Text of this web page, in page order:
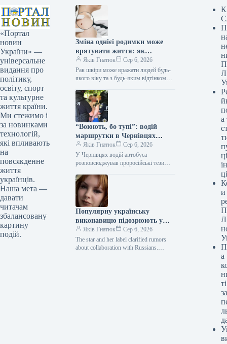
«Портал
новин
України» —
універсальне
видання про
політику,
освіту, спорт
та культурне
життя країни.
Ми стежимо і
за новинками
технологій,
які впливають
на
повсякденне
життя
українців.
Наша мета —
давати
читачам
збалансовану
картину
подій.
Зміна однієї родимки може
врятувати життя: як
розпізнати меланому
Яків Гнатюк
Сер 6, 2026
Рак шкіри може вражати людей будь-
якого віку та з будь-яким відтінком
не слід ігнорувати. Симптоми
і профілактика меланоми /…
“Воюють, бо тупі”: водій
маршрутки в Чернівцях
образив українських
захисників (відео)
Яків Гнатюк
Сер 6, 2026
У Чернівцях водій автобуса
розповсюджував проросійські тези
«Дурні, за Зеленського воюють»:
у Чернівцях водій маршрутки
висловився з неповагою до військових
та їхніх близьких У Чернівцях…
Популярну українську
виконавицю підозрюють у
отриманні доходу в Російській
Федерації: Кажанна
висловила своє справжнє
Яків Гнатюк
Сер 6, 2026
The star and her label clarified rumors
about collaboration with Russians.
Л
а
ці
и
а